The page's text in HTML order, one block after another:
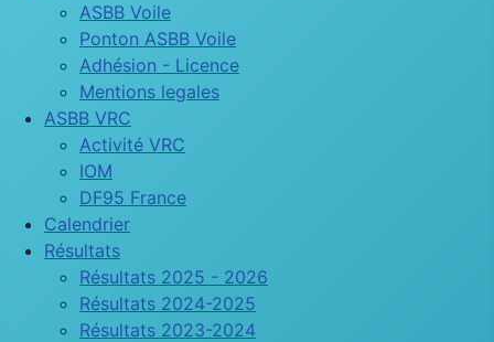
ASBB Voile
Ponton ASBB Voile
Adhésion - Licence
Mentions legales
ASBB VRC
Activité VRC
IOM
DF95 France
Calendrier
Résultats
Résultats 2025 - 2026
Résultats 2024-2025
Résultats 2023-2024